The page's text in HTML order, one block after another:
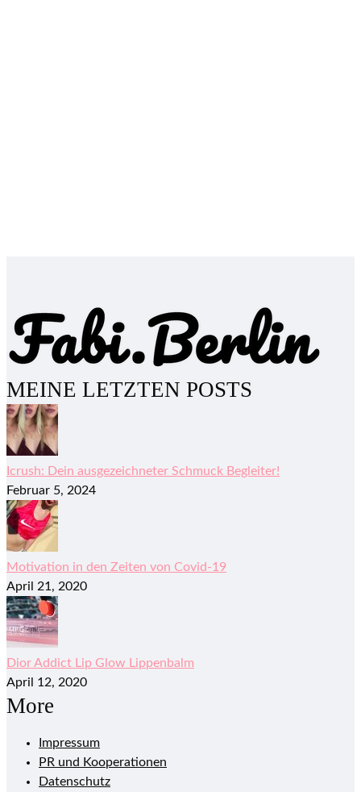
MEINE LETZTEN POSTS
Icrush: Dein ausgezeichneter Schmuck Begleiter!
Februar 5, 2024
Motivation in den Zeiten von Covid-19
April 21, 2020
Dior Addict Lip Glow Lippenbalm
April 12, 2020
More
Impressum
PR und Kooperationen
Datenschutz